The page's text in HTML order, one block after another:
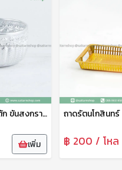
ขันน้ำลายไทย ขันตัก ขันสงกรานต์ ขันสรงน้ำ ขั้นน้ำอลูมิเนียมลายไทย สีเงิน 12 ซม. ดอกไม้
เพิ่ม ฿ 200 / โหล